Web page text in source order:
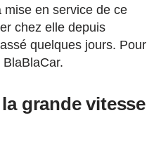
mise en service de ce
chez elle depuis
quelques jours. Pour
BlaBlaCar.
grande vitesse